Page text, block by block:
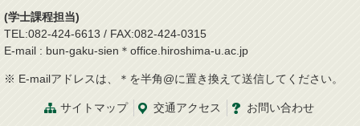
(学士課程担当)
TEL:082-424-6613 / FAX:082-424-0315
E-mail : bun-gaku-sien＊office.hiroshima-u.ac.jp
※ E-mailアドレスは、＊を半角@に置き換えて送信してください。
サイトマップ 交通アクセス お問い合わせ